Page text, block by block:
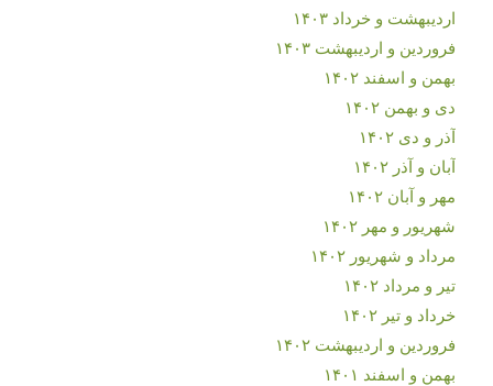
اردیبهشت و خرداد ۱۴۰۳
فروردین و اردیبهشت ۱۴۰۳
بهمن و اسفند ۱۴۰۲
دی و بهمن ۱۴۰۲
آذر و دی ۱۴۰۲
آبان و آذر ۱۴۰۲
مهر و آبان ۱۴۰۲
شهریور و مهر ۱۴۰۲
مرداد و شهریور ۱۴۰۲
تیر و مرداد ۱۴۰۲
خرداد و تیر ۱۴۰۲
فروردین و اردیبهشت ۱۴۰۲
بهمن و اسفند ۱۴۰۱